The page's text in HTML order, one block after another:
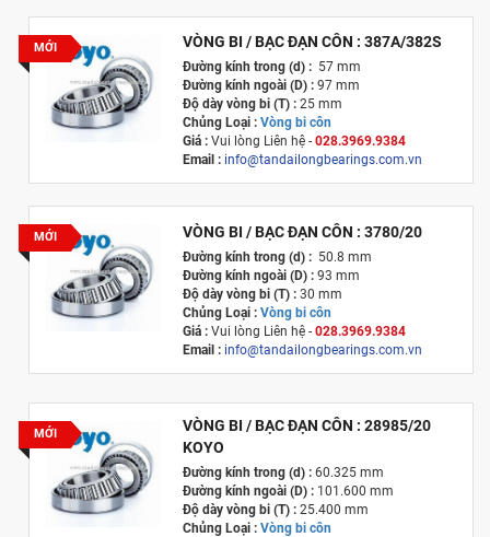
MỚI VÒNG BI / BẠC ĐẠN CÔN : 387A/382S
Đường kính trong (d) :57 mm
Đường kính ngoài (D) :97 mm
Độ dày vòng bi (T) :25 mm
Chủng Loại : Vòng bi côn
Giá :Vui lòng Liên hệ - 028.3969.9384
Email : info@tandailongbearings.com.vn
MỚI VÒNG BI / BẠC ĐẠN CÔN : 3780/20
Đường kính trong (d) :50.8 mm
Đường kính ngoài (D) :93 mm
Độ dày vòng bi (T) :30 mm
Chủng Loại : Vòng bi côn
Giá :Vui lòng Liên hệ - 028.3969.9384
Email : info@tandailongbearings.com.vn
MỚI
VÒNG BI / BẠC ĐẠN CÔN : 28985/20
KOYO
Đường kính trong (d) :60.325 mm
Đường kính ngoài (D) :101.600 mm
Độ dày vòng bi (T) :25.400 mm
Chủng Loại : Vòng bi côn